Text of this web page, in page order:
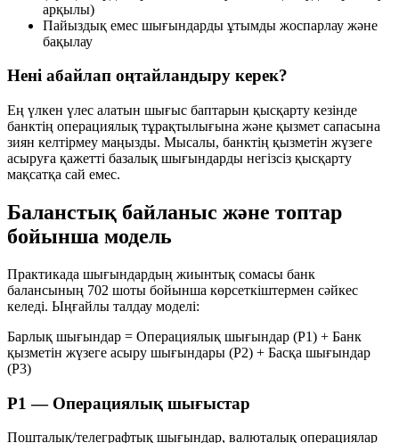
арқылы)
Пайыздық емес шығындарды ұтымды жоспарлау және
бақылау
Нені абайлап оңтайландыру керек?
Ең үлкен үлес алатын шығыс баптарын қысқарту кезінде
банктің операциялық тұрақтылығына және қызмет сапасына
зиян келтірмеу маңызды. Мысалы, банктің қызметін жүзеге
асыруға қажетті базалық шығындарды негізсіз қысқарту
мақсатқа сай емес.
Баланстық байланыс және топтар
бойынша модель
Практикада шығындардың жиынтық сомасы банк
балансының 702 шоты бойынша көрсеткіштермен сәйкес
келеді. Ыңғайлы талдау моделі:
Барлық шығындар = Операциялық шығындар (P1) + Банк
қызметін жүзеге асыру шығындары (P2) + Басқа шығындар
(P3)
P1 — Операциялық шығыстар
Пошталық/телеграфтық шығындар, валюталық операциялар